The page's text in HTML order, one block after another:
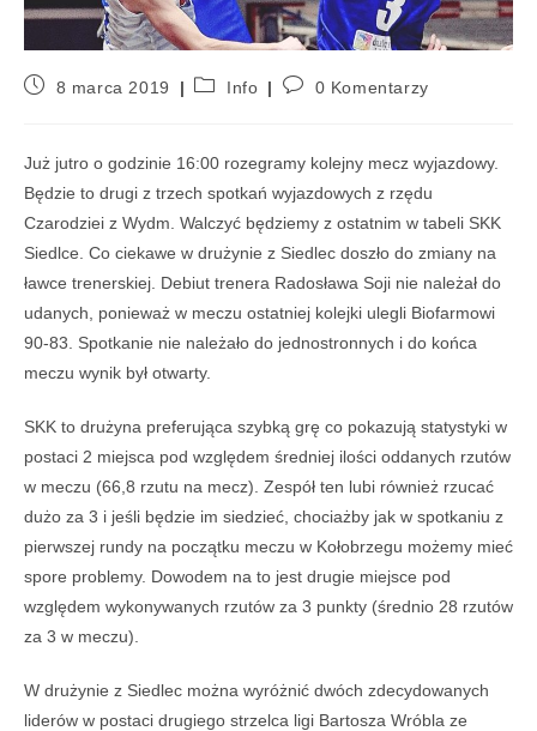
8 marca 2019 Info 0 Komentarzy
Już jutro o godzinie 16:00 rozegramy kolejny mecz wyjazdowy.
Będzie to drugi z trzech spotkań wyjazdowych z rzędu
Czarodziei z Wydm. Walczyć będziemy z ostatnim w tabeli SKK
Siedlce. Co ciekawe w drużynie z Siedlec doszło do zmiany na
ławce trenerskiej. Debiut trenera Radosława Soji nie należał do
udanych, ponieważ w meczu ostatniej kolejki ulegli Biofarmowi
90-83. Spotkanie nie należało do jednostronnych i do końca
meczu wynik był otwarty.
SKK to drużyna preferująca szybką grę co pokazują statystyki w
postaci 2 miejsca pod względem średniej ilości oddanych rzutów
w meczu (66,8 rzutu na mecz). Zespół ten lubi również rzucać
dużo za 3 i jeśli będzie im siedzieć, chociażby jak w spotkaniu z
pierwszej rundy na początku meczu w Kołobrzegu możemy mieć
spore problemy. Dowodem na to jest drugie miejsce pod
względem wykonywanych rzutów za 3 punkty (średnio 28 rzutów
za 3 w meczu).
W drużynie z Siedlec można wyróżnić dwóch zdecydowanych
liderów w postaci drugiego strzelca ligi Bartosza Wróbla ze